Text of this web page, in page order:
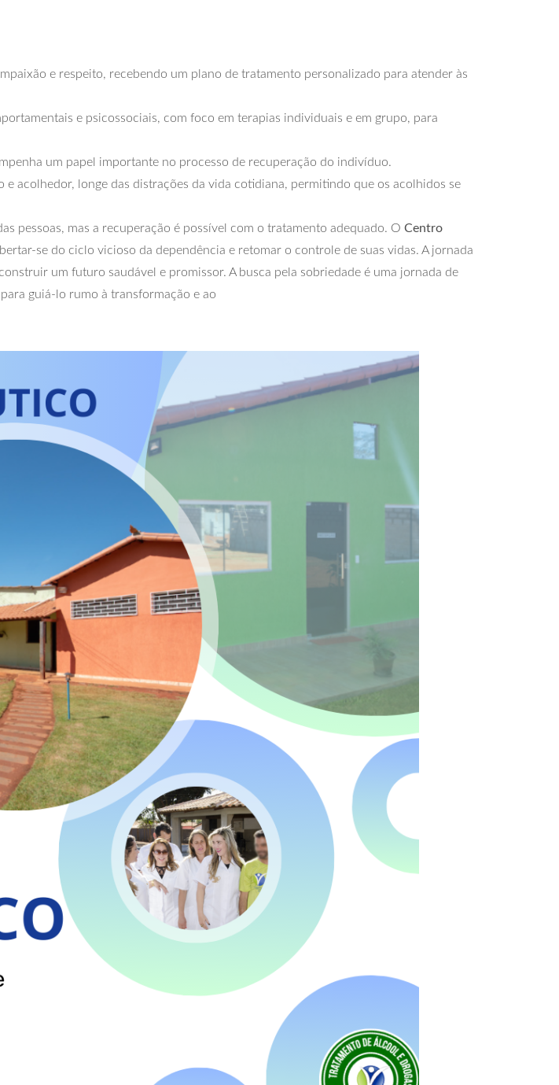
e respeito, recebendo um plano de tratamento personalizado para atender às
e psicossociais, com foco em terapias individuais e em grupo, para
um papel importante no processo de recuperação do indivíduo.
e acolhedor, longe das distrações da vida cotidiana, permitindo que os acolhidos se
pessoas, mas a recuperação é possível com o tratamento adequado. O Centro
se do ciclo vicioso da dependência e retomar o controle de suas vidas. A jornada
um futuro saudável e promissor. A busca pela sobriedade é uma jornada de
guiá-lo rumo à transformação e ao